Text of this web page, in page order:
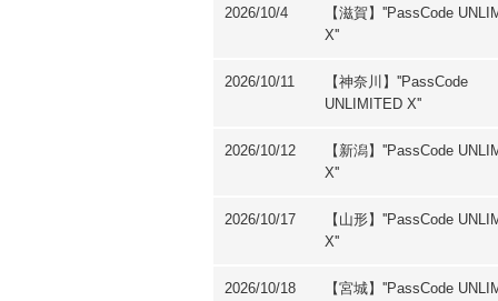
【滋賀】''PassCode
X''
2026/10/4
【神奈川】''PassCode
UNLIMITED X''
2026/10/11
【新潟】''PassCode
X''
2026/10/12
【山形】''PassCode
X''
2026/10/17
【宮城】''PassCode
2026/10/18